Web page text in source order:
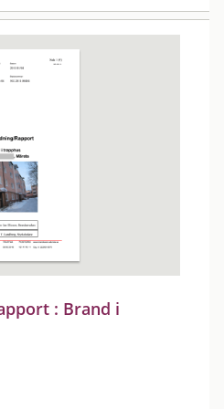
: Brand i